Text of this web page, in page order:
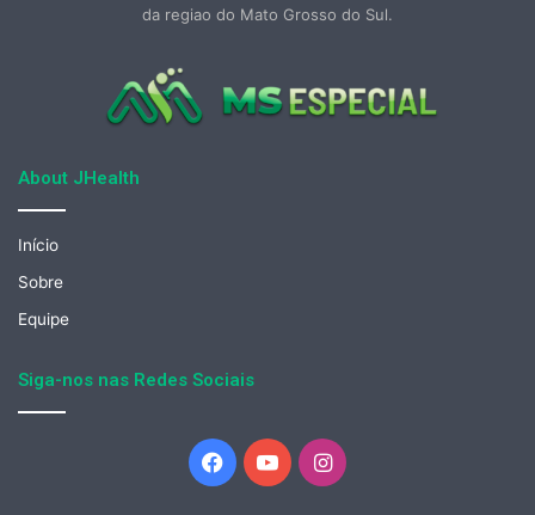
da regiao do Mato Grosso do Sul.
About JHealth
Início
Sobre
Equipe
Siga-nos nas Redes Sociais
Facebook
YouTubeInstagram